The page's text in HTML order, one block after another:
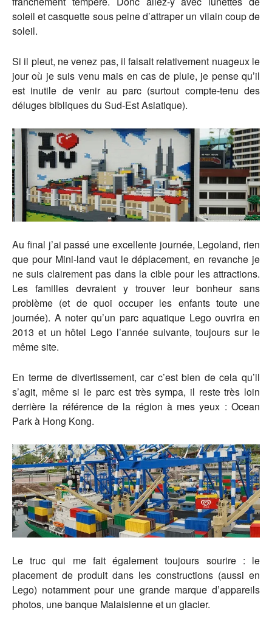
soleil et casquette sous peine d’attraper un vilain coup de
soleil.
Si il pleut, ne venez pas, il faisait relativement nuageux le
jour où je suis venu mais en cas de pluie, je pense qu’il
est inutile de venir au parc (surtout compte-tenu des
déluges bibliques du Sud-Est Asiatique).
Au final j’ai passé une excellente journée, Legoland, rien
que pour Mini-land vaut le déplacement, en revanche je
ne suis clairement pas dans la cible pour les attractions.
Les familles devraient y trouver leur bonheur sans
problème (et de quoi occuper les enfants toute une
journée). A noter qu’un parc aquatique Lego ouvrira en
2013 et un hôtel Lego l’année suivante, toujours sur le
même site.
En terme de divertissement, car c’est bien de cela qu’il
s’agit, même si le parc est très sympa, il reste très loin
derrière la référence de la région à mes yeux : Ocean
Park à Hong Kong.
Le truc qui me fait également toujours sourire : le
placement de produit dans les constructions (aussi en
Lego) notamment pour une grande marque d’appareils
photos, une banque Malaisienne et un glacier.